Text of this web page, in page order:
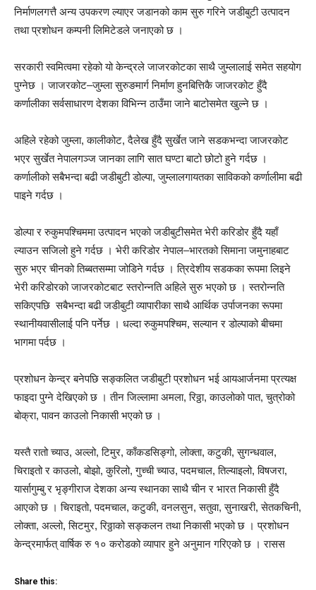
निर्माणलगत्तै अन्य उपकरण ल्याएर जडानको काम सुरु गरिने जडीबुटी उत्पादन
तथा प्रशोधन कम्पनी लिमिटेडले जनाएको छ ।
सरकारी स्वमित्वमा रहेको यो केन्द्रले जाजरकोटका साथै जुम्लालाई समेत सहयोग
पुग्नेछ । जाजरकोट–जुम्ला सुरुङमार्ग निर्माण हुनबित्तिकै जाजरकोट हुँदै
कर्णालीका सर्वसाधारण देशका विभिन्न ठाउँमा जाने बाटोसमेत खुल्ने छ ।
अहिले रहेको जुम्ला, कालीकोट, दैलेख हुँदै सुर्खेत जाने सडकभन्दा जाजरकोट
भएर सुर्खेत नेपालगञ्ज जानका लागि सात घण्टा बाटो छोटो हुने गर्दछ ।
कर्णालीको सबैभन्दा बढी जडीबुटी डोल्पा, जुम्लालगायतका साविकको कर्णालीमा बढी
पाइने गर्दछ ।
डोल्पा र रुकुमपश्चिममा उत्पादन भएको जडीबुटीसमेत भेरी करिडोर हुँदै यहाँ
ल्याउन सजिलो हुने गर्दछ । भेरी करिडोर नेपाल–भारतको सिमाना जमुनाहबाट
सुरु भएर चीनको तिब्बतसम्मा जोडिने गर्दछ । त्रिदेशीय सडकका रूपमा लिइने
भेरी करिडोरको जाजरकोटबाट स्तरोन्नति अहिले सुरु भएको छ । स्तरोन्नति
सकिएपछि सबैभन्दा बढी जडीबुटी व्यापारीका साथै आर्थिक उर्पाजनका रूपमा
स्थानीयवासीलाई पनि पर्नेछ । धल्दा रुकुमपश्चिम, सल्यान र डोल्पाको बीचमा
भागमा पर्दछ ।
प्रशोधन केन्द्र बनेपछि सङ्कलित जडीबुटी प्रशोधन भई आयआर्जनमा प्रत्यक्ष
फाइदा पुग्ने देखिएको छ । तीन जिल्लामा अमला, रिठ्ठा, काउलोको पात, चुत्रोको
बोक्रा, पावन काउलो निकासी भएको छ ।
यस्तै रातो च्याउ, अल्लो, टिमुर, काँकडसिङ्गो, लोक्ता, कटुकी, सुगन्धवाल,
चिराइतो र काउलो, बोझो, कुरिलो, गुच्ची च्याउ, पदमचाल, तिल्याइलो, विषजरा,
यार्सागुम्बु र भृङ्गीराज देशका अन्य स्थानका साथै चीन र भारत निकासी हुँदै
आएको छ । चिराइतो, पदमचाल, कटुकी, वनलसुन, सतुवा, सुनाखरी, सेतकचिनी,
लोक्ता, अल्लो, सिटमुर, रिठ्ठाको सङ्कलन तथा निकासी भएको छ । प्रशोधन
केन्द्रमार्फत् वार्षिक रु १० करोडको व्यापार हुने अनुमान गरिएको छ । रासस
Share this: